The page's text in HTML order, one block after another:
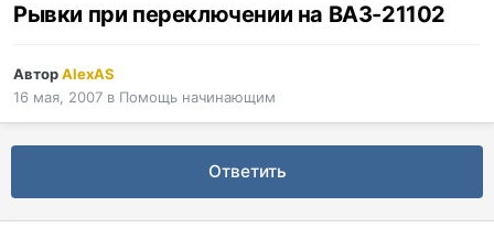
Рывки при переключении на ВАЗ-21102
АвторAlexAS
16 мая, 2007 в Помощь начинающим
Ответить